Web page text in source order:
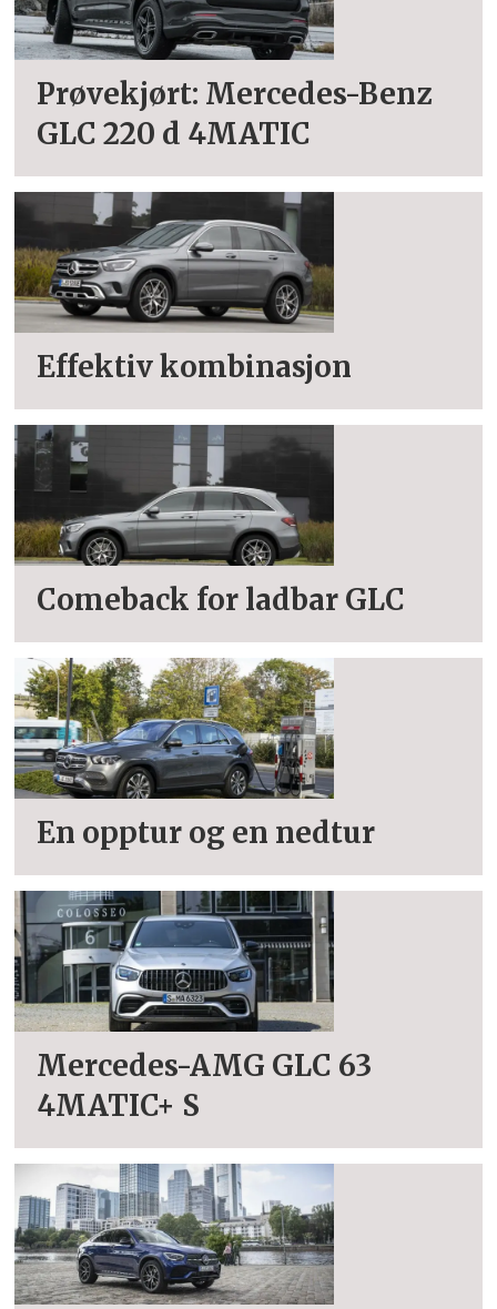
Prøvekjørt: Mercedes-Benz
GLC 220 d 4MATIC
Effektiv kombinasjon
Comeback for ladbar GLC
En opptur og en nedtur
Mercedes-AMG GLC 63
4MATIC+ S